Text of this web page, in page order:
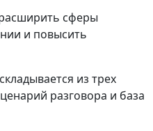
сферы
и повысить
из трех
разговора и база